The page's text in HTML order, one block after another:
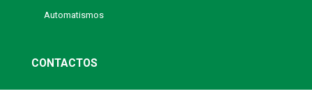
Automatismos
CONTACTOS